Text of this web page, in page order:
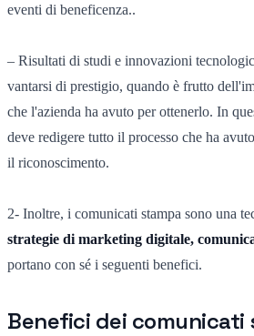
eventi di beneficenza..
– Risultati di studi e innovazioni
vantarsi di prestigio, quando è frutto
che l'azienda ha avuto per ottenerlo. In
deve redigere tutto il processo che ha
il riconoscimento.
2- Inoltre, i comunicati stampa sono una
strategie di marketing digitale,
portano con sé i seguenti benefici.
Benefici dei comunicati